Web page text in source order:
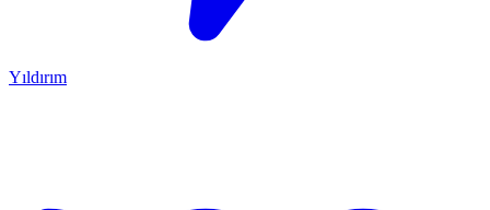
Yıldırım